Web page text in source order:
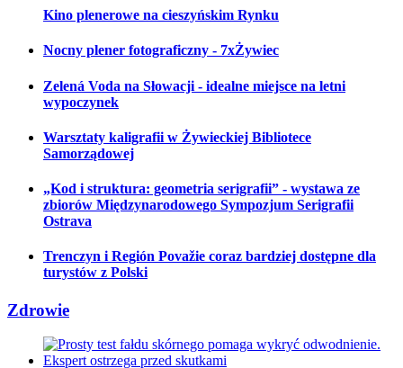
Kino plenerowe na cieszyńskim Rynku
Nocny plener fotograficzny - 7xŻywiec
Zelená Voda na Słowacji - idealne miejsce na letni
wypoczynek
Warsztaty kaligrafii w Żywieckiej Bibliotece
Samorządowej
„Kod i struktura: geometria serigrafii” - wystawa ze
zbiorów Międzynarodowego Sympozjum Serigrafii
Ostrava
Trenczyn i Región Považie coraz bardziej dostępne dla
turystów z Polski
Zdrowie